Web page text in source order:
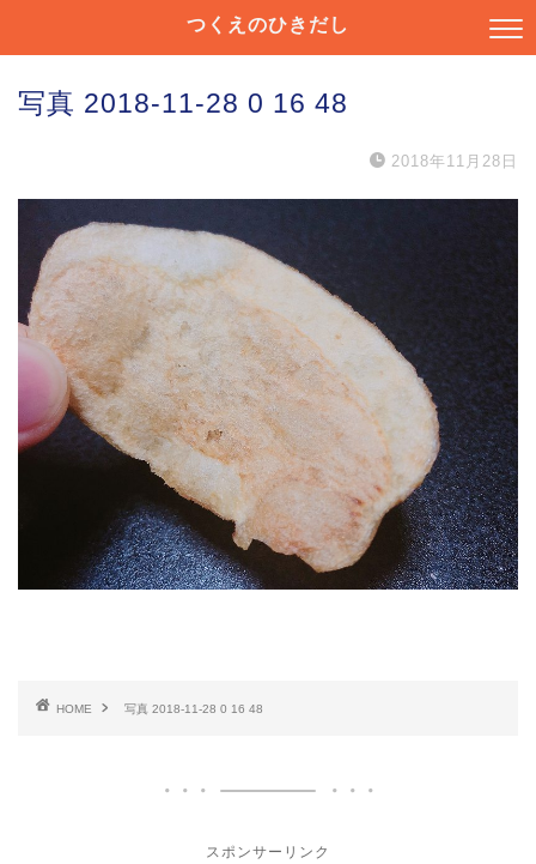
つくえのひきだし
写真 2018-11-28 0 16 48
2018年11月28日
HOME 写真 2018-11-28 0 16 48
スポンサーリンク